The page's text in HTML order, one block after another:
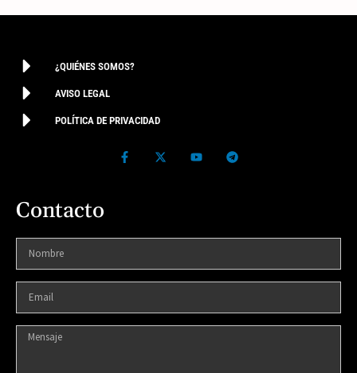
¿QUIÉNES SOMOS?
AVISO LEGAL
POLÍTICA DE PRIVACIDAD
Contacto